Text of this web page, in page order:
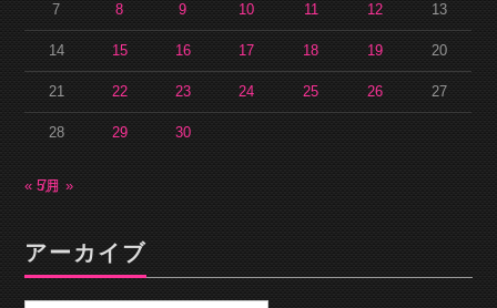
7 8 9 10 11 12 13
14 15 16 17 18 19 20
21 22 23 24 25 26 27
28 29 30
« 5月7月 »
アーカイブ